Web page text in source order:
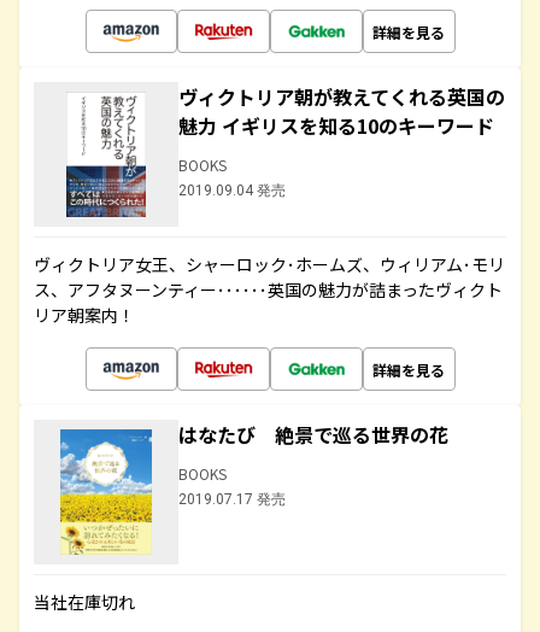
詳細を見る
ヴィクトリア朝が教えてくれる英国の
魅力 イギリスを知る10のキーワード
BOOKS
2019.09.04 発売
ヴィクトリア女王、シャーロック･ホームズ、ウィリアム･モリ
ス、アフタヌーンティー･･････英国の魅力が詰まったヴィクト
リア朝案内！
詳細を見る
はなたび 絶景で巡る世界の花
BOOKS
2019.07.17 発売
当社在庫切れ